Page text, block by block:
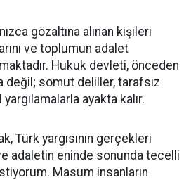
gözaltına alınan kişileri
ve toplumun adalet
Hukuk devleti, önceden
değil; somut deliller, tarafsız
ayakta kalır.
Türk yargısının gerçekleri
adaletin eninde sonunda tecelli
Masum insanların